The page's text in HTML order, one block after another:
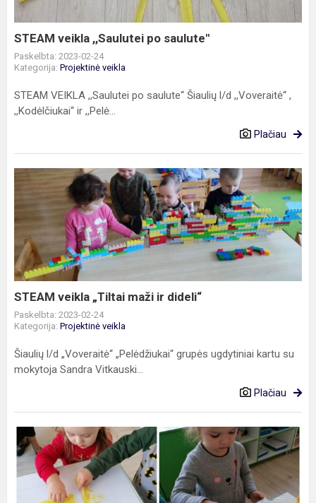
STEAM veikla ,,Saulutei po saulute''
Paskelbta: 2023-02-24
Kategorija: Projektinė veikla
STEAM VEIKLA ,,Saulutei po saulute‘‘ Šiaulių l/d ,,Voveraitė‘‘ ,
,,Kodėlčiukai‘‘ ir ,,Pelė...
Plačiau
STEAM
„Tiltai
maži
ir
dideli“
STEAM veikla „Tiltai maži ir dideli“
Paskelbta: 2023-02-24
Kategorija: Projektinė veikla
Šiaulių l/d „Voveraitė“ „Pelėdžiukai“ grupės ugdytiniai kartu su
mokytoja Sandra Vitkauski...
Plačiau
Aš
labai
myliu
Lietuvą